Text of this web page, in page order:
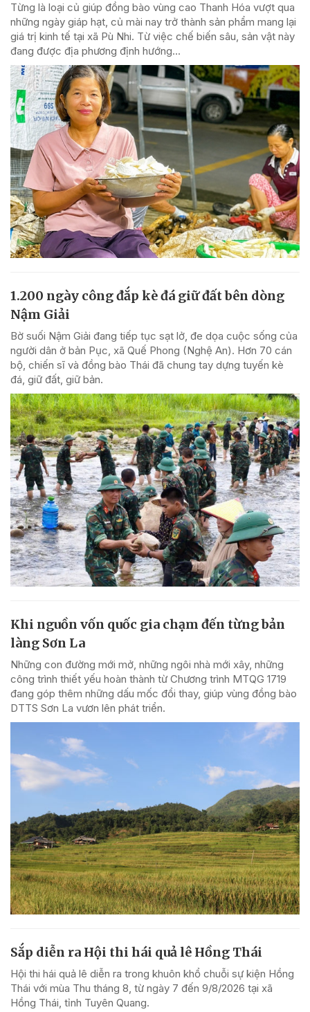
Từng là loại củ giúp đồng bào vùng cao Thanh Hóa vượt qua
những ngày giáp hạt, củ mài nay trở thành sản phẩm mang lại
giá trị kinh tế tại xã Pù Nhi. Từ việc chế biến sâu, sản vật này
đang được địa phương định hướng...
1.200 ngày công đắp kè đá giữ đất bên dòng
Nậm Giải
Bờ suối Nậm Giải đang tiếp tục sạt lở, đe dọa cuộc sống của
người dân ở bản Pục, xã Quế Phong (Nghệ An). Hơn 70 cán
bộ, chiến sĩ và đồng bào Thái đã chung tay dựng tuyến kè
đá, giữ đất, giữ bản.
Khi nguồn vốn quốc gia chạm đến từng bản
làng Sơn La
Những con đường mới mở, những ngôi nhà mới xây, những
công trình thiết yếu hoàn thành từ Chương trình MTQG 1719
đang góp thêm những dấu mốc đổi thay, giúp vùng đồng bào
DTTS Sơn La vươn lên phát triển.
Sắp diễn ra Hội thi hái quả lê Hồng Thái
Hội thi hái quả lê diễn ra trong khuôn khổ chuỗi sự kiện Hồng
Thái với mùa Thu tháng 8, từ ngày 7 đến 9/8/2026 tại xã
Hồng Thái, tỉnh Tuyên Quang.